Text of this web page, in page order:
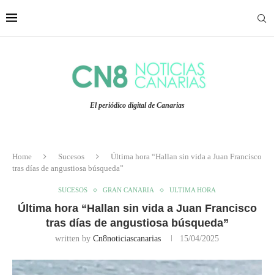
El periódico digital de Canarias
Home Sucesos
Última hora “Hallan sin vida a Juan Francisco
tras días de angustiosa búsqueda”
SUCESOS GRAN CANARIA ULTIMA HORA
Última hora “Hallan sin vida a Juan Francisco
tras días de angustiosa búsqueda”
written by Cn8noticiascanarias 15/04/2025